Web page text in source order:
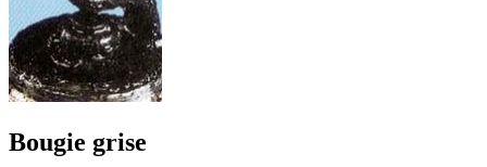
Bougie grise